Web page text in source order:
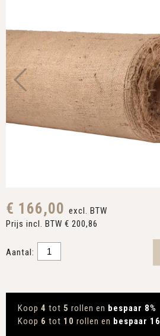
€ 166,00 excl. BTW
Prijs incl. BTW € 200,86
Aantal:
Koop 4 tot 5 rollen en bespaar 8%
Koop 6 tot 10 rollen en bespaar 16